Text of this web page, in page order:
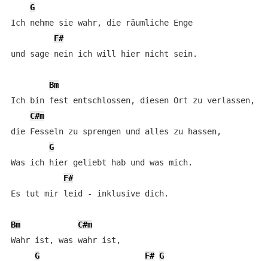
G
Ich nehme sie wahr, die räumliche Enge
F#
und sage nein ich will hier nicht sein.
Bm
Ich bin fest entschlossen, diesen Ort zu verlassen,
C#m
die Fesseln zu sprengen und alles zu hassen,
G
Was ich hier geliebt hab und was mich.
F#
Es tut mir leid - inklusive dich.
Bm
C#m
Wahr ist, was wahr ist,
G
F# G